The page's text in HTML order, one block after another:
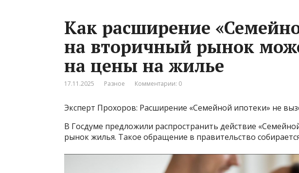
Как расширение
на вторичный рынок
на цены на жилье
17.11.2025 Разное Комментарии: 0
Эксперт Прохоров: Расширение «Семейной ипотеки» не
В Госдуме предложили распространить действие
рынок жилья. Такое обращение в правительство